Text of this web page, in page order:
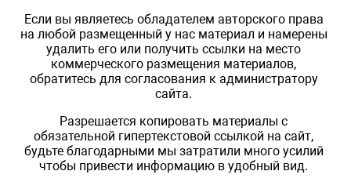
Если вы являетесь обладателем авторского права
на любой размещенный у нас материал и намерены
удалить его или получить ссылки на место
коммерческого размещения материалов,
обратитесь для согласования к администратору
сайта.
Разрешается копировать материалы с
обязательной гипертекстовой ссылкой на сайт,
будьте благодарными мы затратили много усилий
чтобы привести информацию в удобный вид.